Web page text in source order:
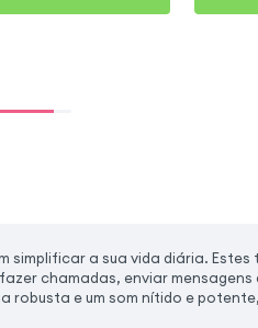
simplificar a sua vida diária.
chamadas, enviar mensagens
e um som nítido e